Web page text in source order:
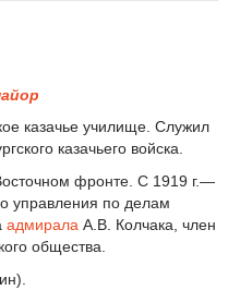
казачье училище. Служил
казачьего войска.
фронте. С 1919 г.—
управления по делам
адмирала А.В. Колчака, член
общества.